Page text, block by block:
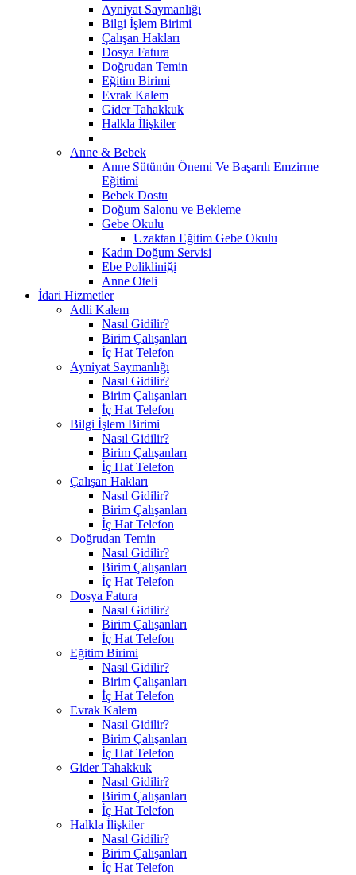
Ayniyat Saymanlığı
Bilgi İşlem Birimi
Çalışan Hakları
Dosya Fatura
Doğrudan Temin
Eğitim Birimi
Evrak Kalem
Gider Tahakkuk
Halkla İlişkiler
Anne & Bebek
Anne Sütünün Önemi Ve Başarılı Emzirme
Eğitimi
Bebek Dostu
Doğum Salonu ve Bekleme
Gebe Okulu
Uzaktan Eğitim Gebe Okulu
Kadın Doğum Servisi
Ebe Polikliniği
Anne Oteli
İdari Hizmetler
Adli Kalem
Nasıl Gidilir?
Birim Çalışanları
İç Hat Telefon
Ayniyat Saymanlığı
Nasıl Gidilir?
Birim Çalışanları
İç Hat Telefon
Bilgi İşlem Birimi
Nasıl Gidilir?
Birim Çalışanları
İç Hat Telefon
Çalışan Hakları
Nasıl Gidilir?
Birim Çalışanları
İç Hat Telefon
Doğrudan Temin
Nasıl Gidilir?
Birim Çalışanları
İç Hat Telefon
Dosya Fatura
Nasıl Gidilir?
Birim Çalışanları
İç Hat Telefon
Eğitim Birimi
Nasıl Gidilir?
Birim Çalışanları
İç Hat Telefon
Evrak Kalem
Nasıl Gidilir?
Birim Çalışanları
İç Hat Telefon
Gider Tahakkuk
Nasıl Gidilir?
Birim Çalışanları
İç Hat Telefon
Halkla İlişkiler
Nasıl Gidilir?
Birim Çalışanları
İç Hat Telefon